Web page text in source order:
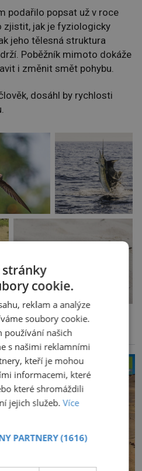
podařilo popsat už v roce
zjistit, jak je fyziologicky
jeho tělesná struktura
Poběžník mimoto dokáže
i změnit smět pohybu.
dosáhl by rychlosti
stránky
cookie.
reklam a analýze
soubory cookie.
používání našich
s našimi reklamními
kteří je mohou
informacemi, které
které shromáždili
jejich služeb.Více
PARTNERY(1616)